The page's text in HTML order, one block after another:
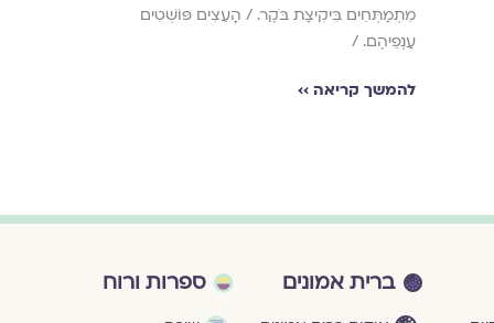
מִתְמַתְּחִים בִּיקִיצַת בֹּקֶר. / הָעֵצִים פּוֹשְׁטִים
עַנְפֵיהֶם. /
להמשך קריאה ››
ברית אמונים ספרות ורוח